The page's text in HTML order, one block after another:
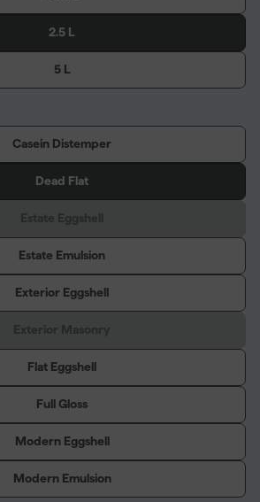
2.5 L
5 L
Casein Distemper
Dead Flat
Estate Emulsion
Exterior Eggshell
Flat Eggshell
Full Gloss
Modern Eggshell
Modern Emulsion